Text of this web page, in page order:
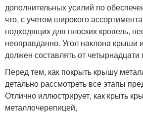
дополнительных усилий по
что, с учетом широкого
подходящих для плоских кровель,
неоправданно. Угол наклона крыши
должен составлять от четырнадцати
Перед тем, как покрыть крышу
детально рассмотреть все этапы
Отлично иллюстрирует, как крыть
металлочерепицей,